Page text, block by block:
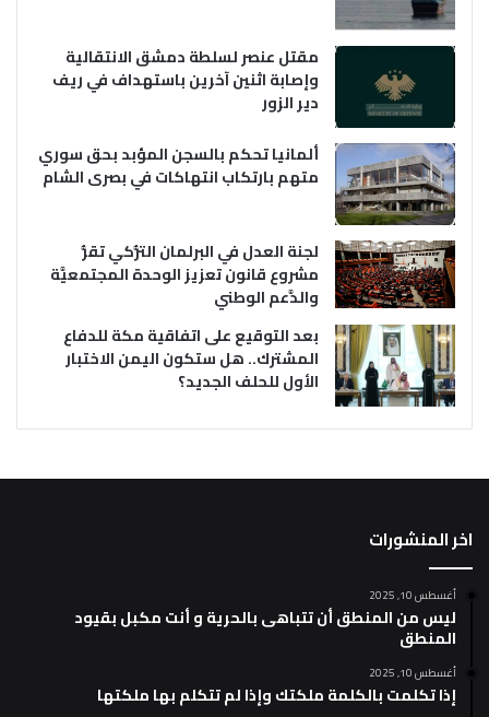
مقتل عنصر لسلطة دمشق الانتقالية
وإصابة اثنين آخرين باستهداف في ريف
دير الزور
ألمانيا تحكم بالسجن المؤبد بحق سوري
متهم بارتكاب انتهاكات في بصرى الشام
لجنة العدل في البرلمان التُّركي تقرُّ
مشروع قانون تعزيز الوحدة المجتمعيَّة
والدَّعم الوطني
بعد التوقيع على اتفاقية مكة للدفاع
المشترك.. هل ستكون اليمن الاختبار
الأول للحلف الجديد؟
اخر المنشورات
أغسطس 10, 2025
ليس من المنطق أن تتباهى بالحرية و أنت مكبل بقيود
المنطق
أغسطس 10, 2025
إذا تكلمت بالكلمة ملكتك وإذا لم تتكلم بها ملكتها